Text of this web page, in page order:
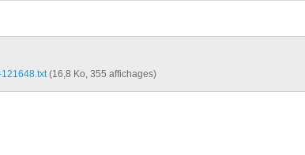
(16,8 Ko, 355 affichages)